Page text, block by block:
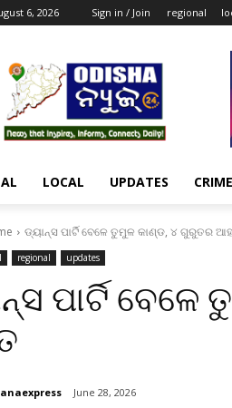
6, 2026 Sign in / Join regional
LOCAL UPDATES CRIME
ଡ୍ୟାନ୍ସ ପାର୍ଟି ବେଳେ ତୁମୁଳ କାଣ୍ଡ, ୪ ଗୁରୁତର
regional updates
ପାର୍ଟି
June 28, 2026